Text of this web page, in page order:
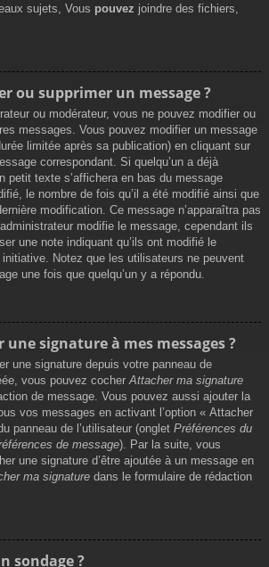
sujets, Vous pouvez joindre des fichiers,
ou supprimer un message ?
ou modérateur, vous ne pouvez modifier ou
messages. Vous pouvez modifier un message
limitée après sa publication) en cliquant sur
correspondant. Si quelqu’un a déjà
petit texte s’affichera en bas du message
le nombre de fois qu’il a été modifié ainsi que
modification. Ce message n’apparaîtra pas
modifie le message, cependant ils
une note indiquant qu’ils ont modifié le
Notez que les utilisateurs ne peuvent
une fois que quelqu’un y a répondu.
signature à mes messages ?
une signature depuis votre panneau de
vous pouvez cocher Attacher ma signature
de message. Vous pouvez aussi ajouter la
vos messages en activant l’option « Attacher
panneau de l’utilisateur (onglet Préférences du
de message). Par la suite, vous
une signature d’être ajoutée à un message en
ma signature dans le formulaire de rédaction
sondage ?